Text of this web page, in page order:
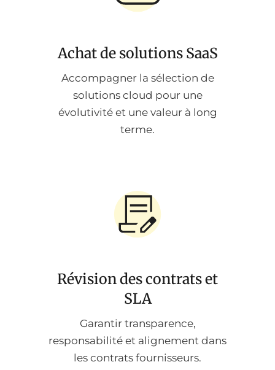
Achat de solutions SaaS
Accompagner la sélection de
solutions cloud pour une
évolutivité et une valeur à long
terme.
Révision des contrats et
SLA
Garantir transparence,
responsabilité et alignement dans
les contrats fournisseurs.